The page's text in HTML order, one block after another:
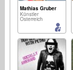
Mathias Gruber
Künstler
Österreich